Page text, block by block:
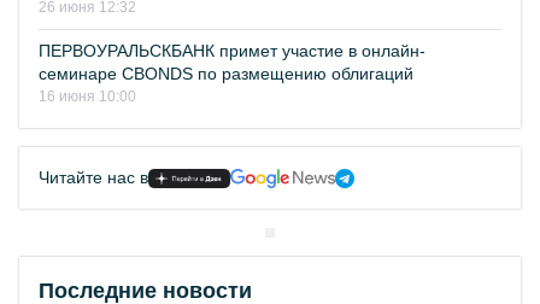
26 июня 12:32
ПЕРВОУРАЛЬСКБАНК примет участие в онлайн-
семинаре CBONDS по размещению облигаций
16 июня 10:00
Читайте нас в
Последние новости